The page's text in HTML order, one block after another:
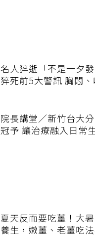
名人猝逝「不是一夕發
猝死前5大警訊 胸悶
院長講堂／新竹台大
冠予 讓治療融入日常
夏天反而要吃薑！大
養生，嫩薑、老薑吃